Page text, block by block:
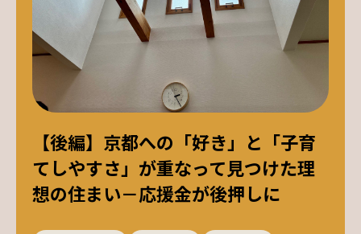
【後編】京都への「好き」と「子育
てしやすさ」が重なって見つけた理
想の住まい－応援金が後押しに